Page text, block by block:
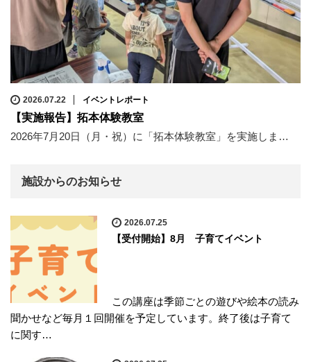
2026.07.22 イベントレポート
【実施報告】拓本体験教室
2026年7月20日（月・祝）に「拓本体験教室」を実施しま…
施設からのお知らせ
2026.07.25
【受付開始】8月 子育てイベント
この講座は季節ごとの遊びや絵本の読み
聞かせなど毎月１回開催を予定しています。終了後は子育て
に関す…